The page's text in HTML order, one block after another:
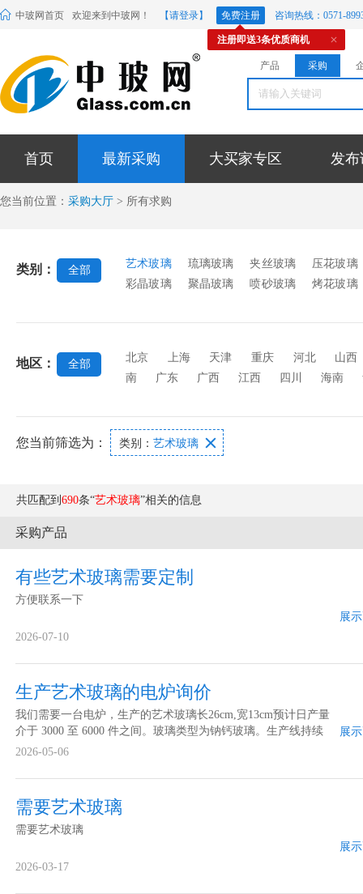
中玻网首页 欢迎来到中玻网！ 【请登录】 免费注册 咨询热线：0571-
注册即送3条优质商机
产品 采购
首页 最新采购 大买家专区 发布
您当前位置： 采购大厅 > 所有求购
类别： 全部
艺术玻璃 琉璃玻璃 夹丝玻璃
压花玻璃
彩晶玻璃
聚晶玻璃 喷砂玻璃
烤花玻璃
璃
雕刻玻璃 镶嵌宝石 碎花玻璃
玉
地区： 全部
北京 上海 天津 重庆 河北
山西
南
广东 广西 江西 四川 海南
您当前筛选为： 类别： 艺术玻璃 
共匹配到 690条“艺术玻璃”相关的信息
采购产品
有些艺术玻璃需要定制
方便联系一下
展
2026-07-10
生产艺术玻璃的电炉询价
我们需要一台电炉，生产的艺术玻璃长26cm,宽13cm预计日产量
介于 3000 至 6000 件之间。玻璃类型为钠钙玻璃。生产线持续
不间断地运转，每天24小时不停。电流为100安培。
展
2026-05-06
需要艺术玻璃
需要艺术玻璃
展
2026-03-17